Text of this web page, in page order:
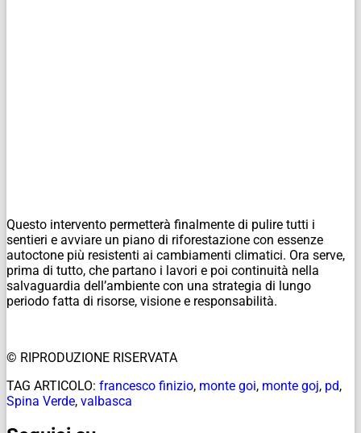
Questo intervento permetterà finalmente di pulire tutti i
sentieri e avviare un piano di riforestazione con essenze
autoctone più resistenti ai cambiamenti climatici. Ora serve,
prima di tutto, che partano i lavori e poi continuità nella
salvaguardia dell’ambiente con una strategia di lungo
periodo fatta di risorse, visione e responsabilità.
© RIPRODUZIONE RISERVATA
TAG ARTICOLO: francesco finizio, monte goi, monte goj, pd,
Spina Verde, valbasca